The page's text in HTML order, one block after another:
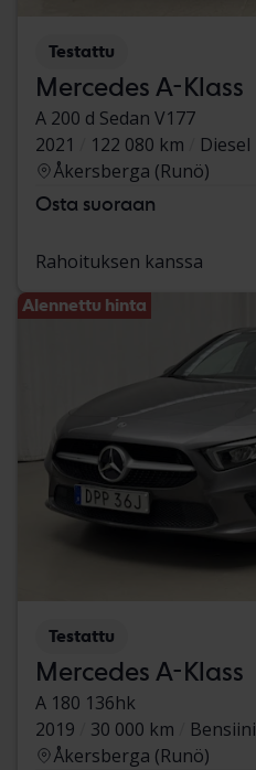
Testattu
Mercedes A-Klass
A 200 d Sedan V177
2021
122 080 km
Diesel
Åkersberga (Runö)
Osta suoraan
Rahoituksen kanssa
Alennettu hinta
Testattu
Mercedes A-Klass
A 180 136hk
2019
30 000 km
Bensiini
Åkersberga (Runö)